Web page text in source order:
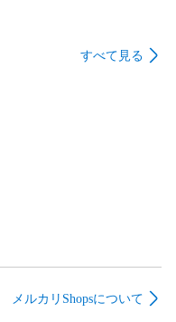
すべて見る
メルカリShopsについて